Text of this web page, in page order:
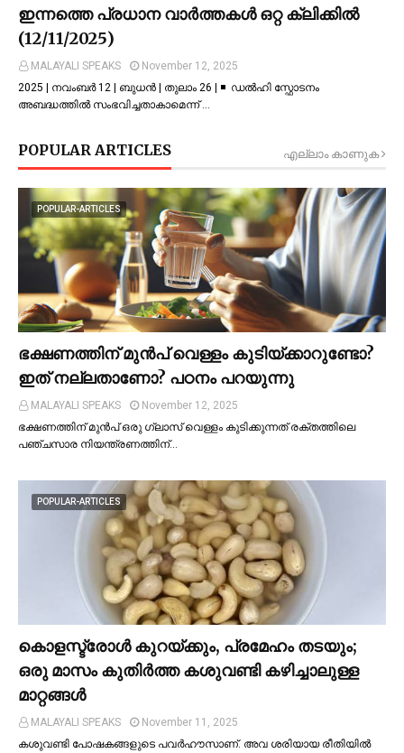
ഇന്നത്തെ പ്രധാന വാർത്തകൾ ഒറ്റ ക്ലിക്കിൽ
(12/11/2025)
MALAYALI SPEAKS
November 12, 2025
2025 | നവംബർ 12 | ബുധൻ | തുലാം 26 | ◾ ഡല്‍ഹി സ്ഫോടനം
അബദ്ധത്തില്‍ സംഭവിച്ചതാകാമെന്ന് …
POPULAR ARTICLES എല്ലാം കാണുക
POPULAR-ARTICLES
ഭക്ഷണത്തിന് മുന്‍പ് വെള്ളം കുടിയ്ക്കാറുണ്ടോ?
ഇത് നല്ലതാണോ? പഠനം പറയുന്നു
MALAYALI SPEAKS
November 12, 2025
ഭക്ഷണത്തിന് മുന്‍പ് ഒരു ഗ്ലാസ് വെള്ളം കുടിക്കുന്നത് രക്തത്തിലെ
പഞ്ചസാര നിയന്ത്രണത്തിന്…
POPULAR-ARTICLES
കൊളസ്ട്രോള്‍ കുറയ്ക്കും, പ്രമേഹം തടയും;
ഒരു മാസം കുതിര്‍ത്ത കശുവണ്ടി കഴിച്ചാലുള്ള
മാറ്റങ്ങള്‍
MALAYALI SPEAKS
November 11, 2025
കശുവണ്ടി പോഷകങ്ങളുടെ പവർഹൗസാണ്. അവ ശരിയായ രീതിയില്‍